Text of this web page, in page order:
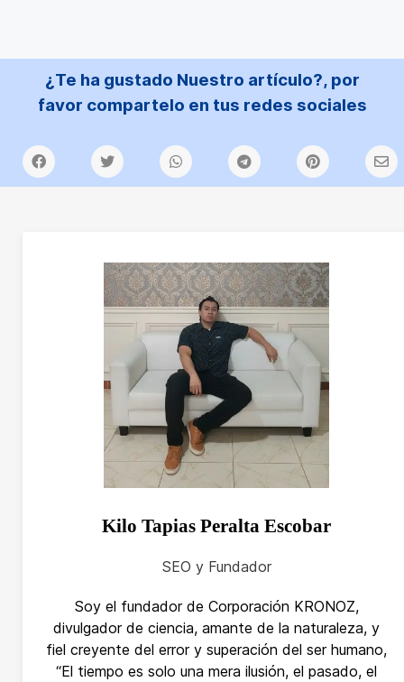
¿Te ha gustado Nuestro artículo?, por
favor compartelo en tus redes sociales
Kilo Tapias Peralta Escobar
SEO y Fundador
Soy el fundador de Corporación KRONOZ,
divulgador de ciencia, amante de la naturaleza, y
fiel creyente del error y superación del ser humano,
“El tiempo es solo una mera ilusión, el pasado, el